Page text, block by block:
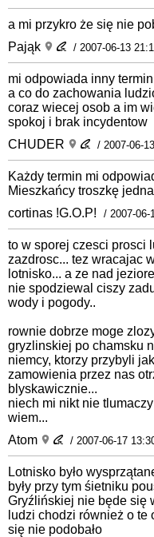
a mi przykro że się nie
Pająk
/ 2007-06-13
mi odpowiada inny
a co do zachowania
coraz wiecej osob a im
spokoj i brak incydentow
CHUDER
/ 2007-06-
Każdy termin mi
Mieszkańcy troszkę
cortinas !G.O.P!
/ 2007-06-
to w sporej czesci prosci
zazdrosc... tez wracajac
lotnisko... a ze nad
nie spodziewal ciszy
wody i pogody..
rownie dobrze moge
gryzlinskiej po chamsku
niemcy, ktorzy przybyli
zamowienia przez nas
blyskawicznie...
niech mi nikt nie
wiem...
Atom
/ 2007-06-17
Lotnisko było
były przy tym śietniku
Gryźlińskiej nie będe się
ludzi chodzi również o te
się nie podobało